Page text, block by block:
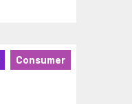
Consumer